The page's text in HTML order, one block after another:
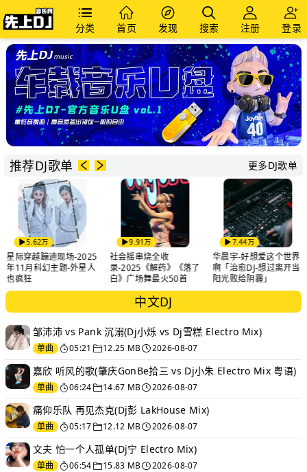
分类 首页 发现 搜索 注册 登录
推荐DJ歌单 更多DJ歌单
5.62万
星际穿越蹦迪现场-2025
年11月科幻主题-外星人
也疯狂
9.91万
社会摇串烧全收
录-2025《解药》《落了
白》广场舞最火50首
7.44万
华晨宇-好想爱这个世界
啊「治愈DJ-想过离开当
阳光败给阴霾」
中文DJ
邹沛沛 vs Pank 沉溺(Dj小烁 vs Dj雪糕 Electro Mix)
单曲 05:21 12.25 MB 2026-08-07
嘉欣 听风的歌(肇庆GonBe拾三 vs Dj小朱 Electro Mix 粤语)
单曲 06:24 14.67 MB 2026-08-07
痛仰乐队 再见杰克(Dj彭 LakHouse Mix)
单曲 05:17 12.12 MB 2026-08-07
文夫 怕一个人孤单(Dj宁 Electro Mix)
单曲 06:54 15.83 MB 2026-08-07